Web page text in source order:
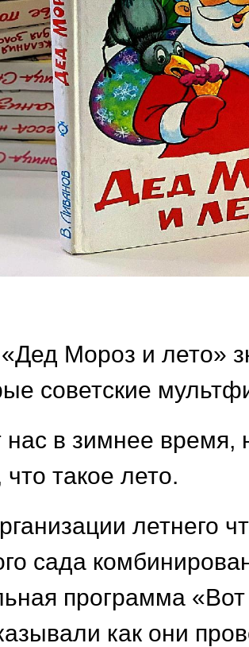
«Дед Мороз и лето»
советские
в зимнее время,
такое лето.
летнего
сада
программа
как они